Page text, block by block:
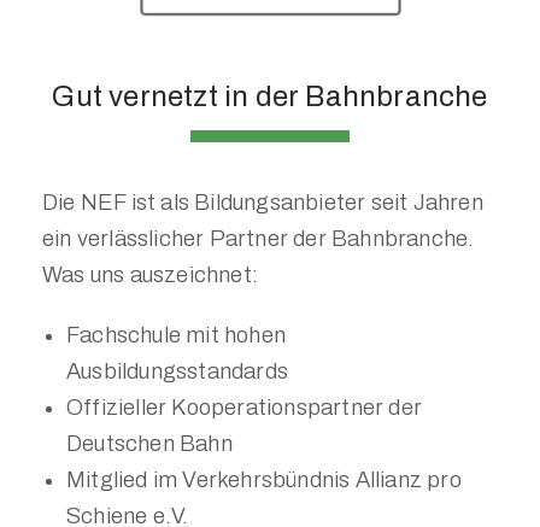
Gut vernetzt in der Bahnbranche
Die NEF ist als Bildungsanbieter seit Jahren
ein verlässlicher Partner der Bahnbranche.
Was uns auszeichnet:
Fachschule mit hohen
Ausbildungsstandards
Offizieller Kooperationspartner der
Deutschen Bahn
Mitglied im Verkehrsbündnis Allianz pro
Schiene e.V.